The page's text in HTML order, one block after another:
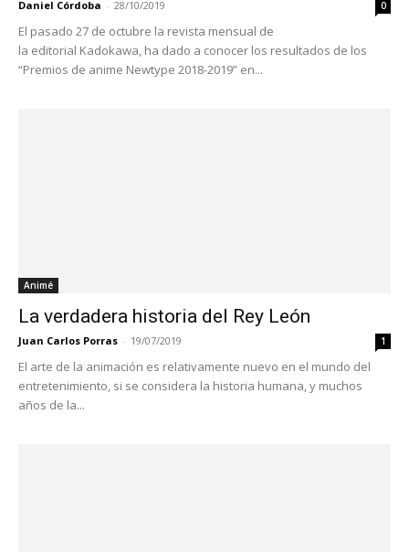
Daniel Córdoba - 28/10/2019 0
El pasado 27 de octubre la revista mensual de
la editorial Kadokawa, ha dado a conocer los resultados de los
“Premios de anime Newtype 2018-2019” en...
Animé
La verdadera historia del Rey León
Juan Carlos Porras - 19/07/2019 1
El arte de la animación es relativamente nuevo en el mundo del
entretenimiento, si se considera la historia humana, y muchos
años de la...